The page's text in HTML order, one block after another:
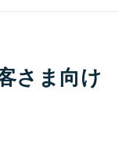
さま向け